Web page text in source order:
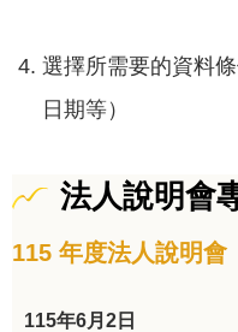
選擇所需要的資料
日期等）
法人說明會
115 年度法人說明會
115年6月2日